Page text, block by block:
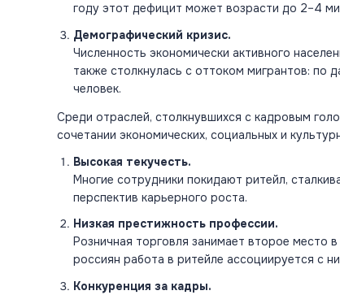
году этот дефицит может возрасти до 2–4
Демографический кризис.
Численность экономически активного
также столкнулась с оттоком мигрантов: по
человек​.
Среди отраслей, столкнувшихся с кадровым
сочетании экономических, социальных и
Высокая текучесть.
Многие сотрудники покидают ритейл,
перспектив карьерного роста.
Низкая престижность профессии.
Розничная торговля занимает второе место
россиян работа в ритейле ассоциируется с
Конкуренция за кадры.